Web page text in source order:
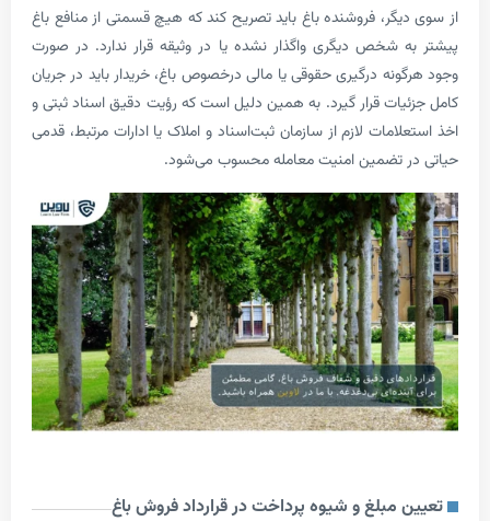
فروشنده باغ باید تصریح کند که هیچ قسمتی از منافع باغ
شخص دیگری واگذار نشده یا در وثیقه قرار ندارد. در صورت
درگیری حقوقی یا مالی درخصوص باغ، خریدار باید در جریان
قرار گیرد. به همین دلیل است که رؤیت دقیق اسناد ثبتی و
لازم از سازمان ثبت‌اسناد و املاک یا ادارات مرتبط، قدمی
تضمین امنیت معامله محسوب می‌شود.
مبلغ و شیوه پرداخت در قرارداد فروش باغ